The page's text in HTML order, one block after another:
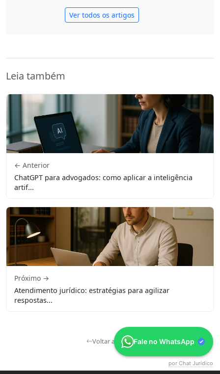
Ver todos os artigos
Leia também
← Anterior
ChatGPT para advogados: como aplicar a inteligência
artif...
Próximo →
Atendimento jurídico: estratégias para agilizar
respostas...
Voltar ao BlogFale no WhatsApp
por Chat Jurídico